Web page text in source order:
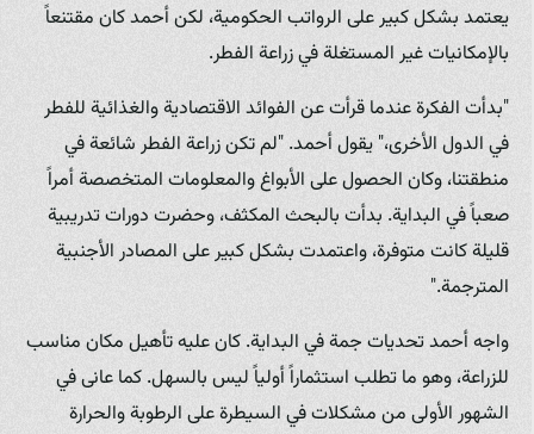
يعتمد بشكل كبير على الرواتب الحكومية، لكن أحمد كان مقتنعاً
بالإمكانيات غير المستغلة في زراعة الفطر.
"بدأت الفكرة عندما قرأت عن الفوائد الاقتصادية والغذائية للفطر
في الدول الأخرى،" يقول أحمد. "لم تكن زراعة الفطر شائعة في
منطقتنا، وكان الحصول على الأبواغ والمعلومات المتخصصة أمراً
صعباً في البداية. بدأت بالبحث المكثف، وحضرت دورات تدريبية
قليلة كانت متوفرة، واعتمدت بشكل كبير على المصادر الأجنبية
المترجمة."
واجه أحمد تحديات جمة في البداية. كان عليه تأهيل مكان مناسب
للزراعة، وهو ما تطلب استثماراً أولياً ليس بالسهل. كما عانى في
الشهور الأولى من مشكلات في السيطرة على الرطوبة والحرارة